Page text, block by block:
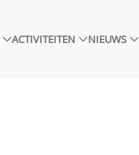
ACTIVITEITEN NIEUWS